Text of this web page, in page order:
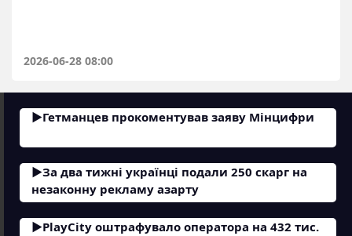
2026-06-28 08:00
Гетманцев прокоментував заяву Мінцифри
За два тижні українці подали 250 скарг на
незаконну рекламу азарту
PlayCity оштрафувало оператора на 432 тис.